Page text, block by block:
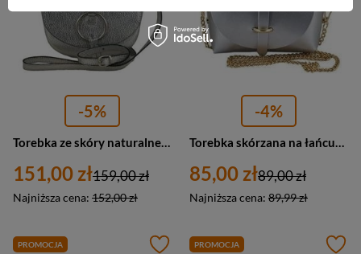
-5%
151,00 zł
Najniższa cena: 152,00 zł
159,00 zł
-4%
85,00 zł
Najniższa cena: 89,99 zł
89,00 zł
PROMOCJA PROMOCJA